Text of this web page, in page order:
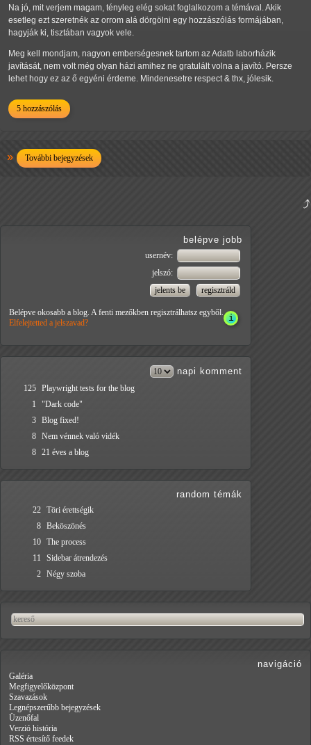
Na jó, mit verjem magam, tényleg elég sokat foglalkozom a témával. Akik
esetleg ezt szeretnék az orrom alá dörgölni egy hozzászólás formájában,
hagyják ki, tisztában vagyok vele.
Meg kell mondjam, nagyon emberségesnek tartom az Adatb laborházik
javítását, nem volt még olyan házi amihez ne gratulált volna a javító. Persze
lehet hogy ez az ő egyéni érdeme. Mindenesetre respect & thx, jólesik.
5 hozzászólás
További bejegyzések
belépve jobb
usernév:
jelszó:
Belépve okosabb a blog. A fenti mezőkben regisztrálhatsz egyből.
Elfelejtetted a jelszavad?
napi komment
125 Playwright tests for the blog
1
"Dark code"
3 Blog fixed!
8 Nem vénnek való vidék
8 21 éves a blog
random témák
22 Töri érettségik
8 Beköszönés
10 The process
11
Sidebar átrendezés
2 Négy szoba
navigáció
Galéria
Megfigyelőközpont
Szavazások
Legnépszerűbb bejegyzések
Üzenőfal
Verzió história
RSS értesítő feedek